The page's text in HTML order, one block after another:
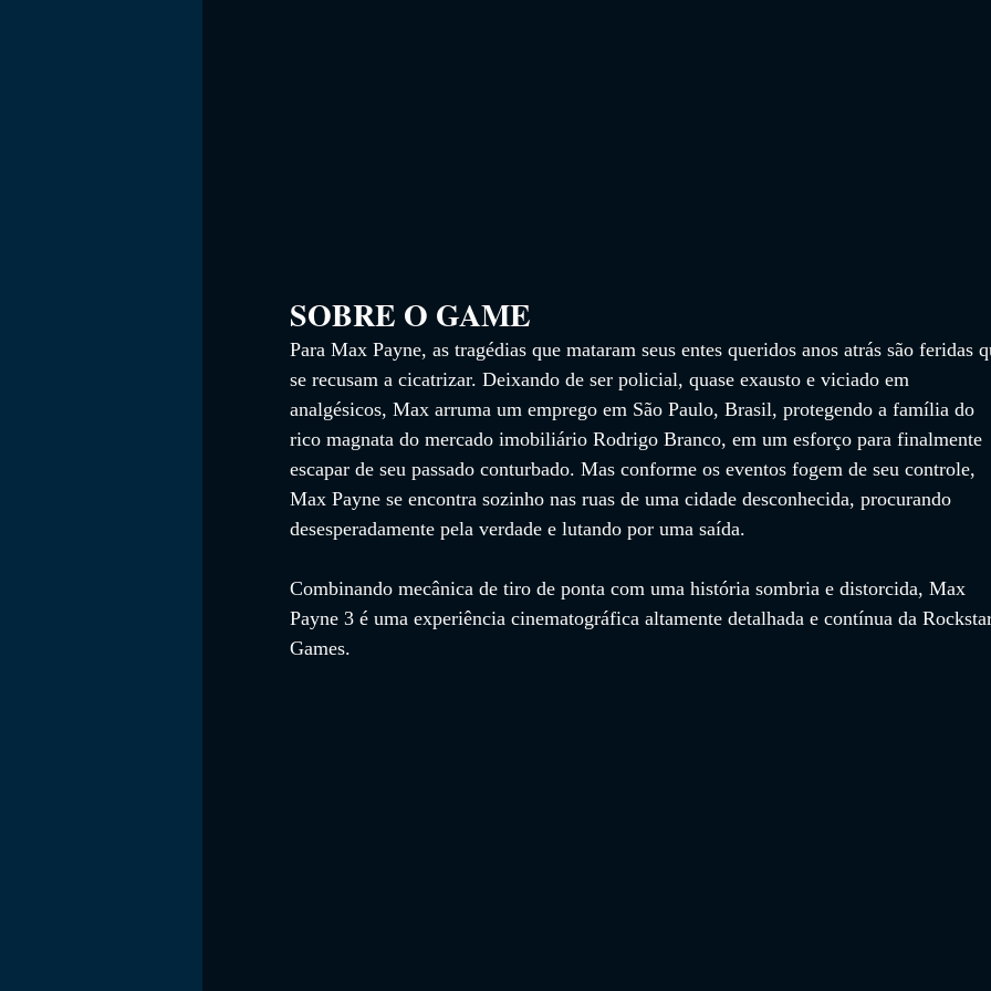
SOBRE O GAME
Para Max Payne, as tragédias que mataram seus entes queridos anos atrás são feridas
se recusam a cicatrizar. Deixando de ser policial, quase exausto e viciado em
analgésicos, Max arruma um emprego em São Paulo, Brasil, protegendo a família do
rico magnata do mercado imobiliário Rodrigo Branco, em um esforço para finalmente
escapar de seu passado conturbado. Mas conforme os eventos fogem de seu controle,
Max Payne se encontra sozinho nas ruas de uma cidade desconhecida, procurando
desesperadamente pela verdade e lutando por uma saída.
Combinando mecânica de tiro de ponta com uma história sombria e distorcida, Max
Payne 3 é uma experiência cinematográfica altamente detalhada e contínua da
Games.